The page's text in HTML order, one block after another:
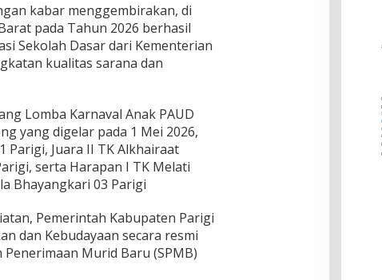
kabar menggembirakan, di
pada Tahun 2026 berhasil
Sekolah Dasar dari Kementerian
kualitas sarana dan
Lomba Karnaval Anak PAUD
yang digelar pada 1 Mei 2026,
Parigi, Juara II TK Alkhairaat
serta Harapan I TK Melati
Bhayangkari 03 Parigi
Pemerintah Kabupaten Parigi
dan Kebudayaan secara resmi
Murid Baru (SPMB)